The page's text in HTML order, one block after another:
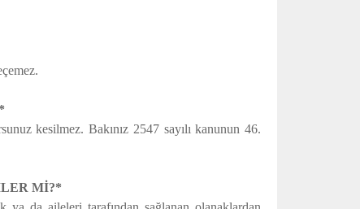
kesilmez. Bakınız 2547 sayılı kanunun 46.
Mİ?*